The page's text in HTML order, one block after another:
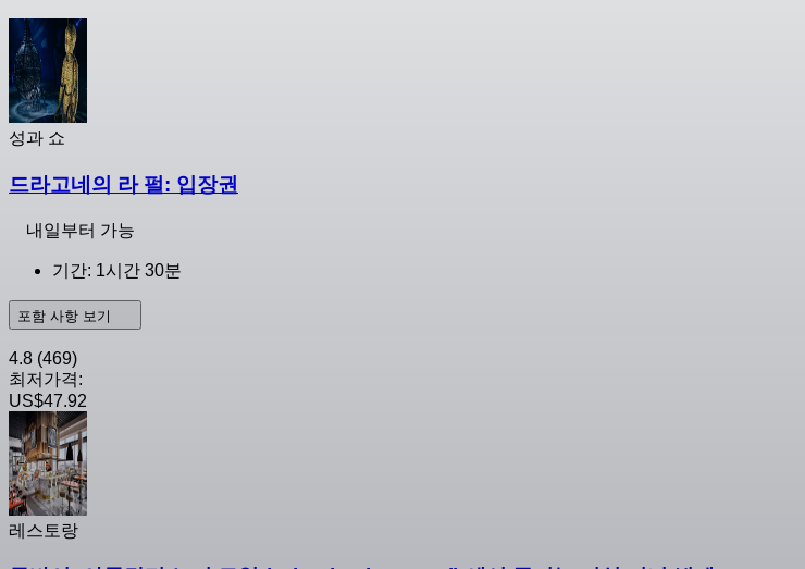
성과 쇼
드라고네의 라 펄: 입장권
내일부터 가능
기간: 1시간 30분
포함 사항 보기
4.8 (469)
최저가격:
US$47.92
레스토랑